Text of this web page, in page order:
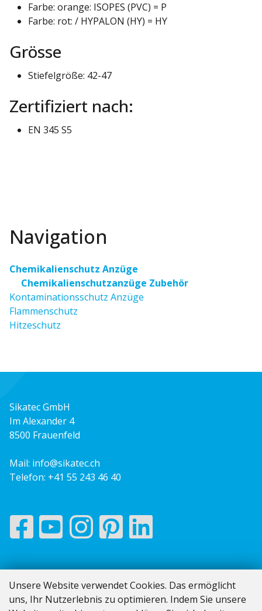
Navigation
Chemikalienschutz Anzüge
Chemikalienschutzanzüge Zubehör
Kontaminationsschutz Anzüge
Flammenschutz
Hitzeschutz
Farbe: orange: ISOPES (PVC) = P
Farbe: rot: / HYPALON (HY) = HY
Grösse
Stiefelgröße: 42-47
Zertifiziert nach:
EN 345 S5
Sikatec GmbH
Im Alexander 4
8500 Frauenfeld
Mail: info@sikatec.ch
Telefon: +41 55 243 46 40
Impressum
AGB
Unsere Website verwendet Cookies. Das ermöglicht
uns, Ihr Nutzerlebnis zu optimieren. Indem Sie unsere